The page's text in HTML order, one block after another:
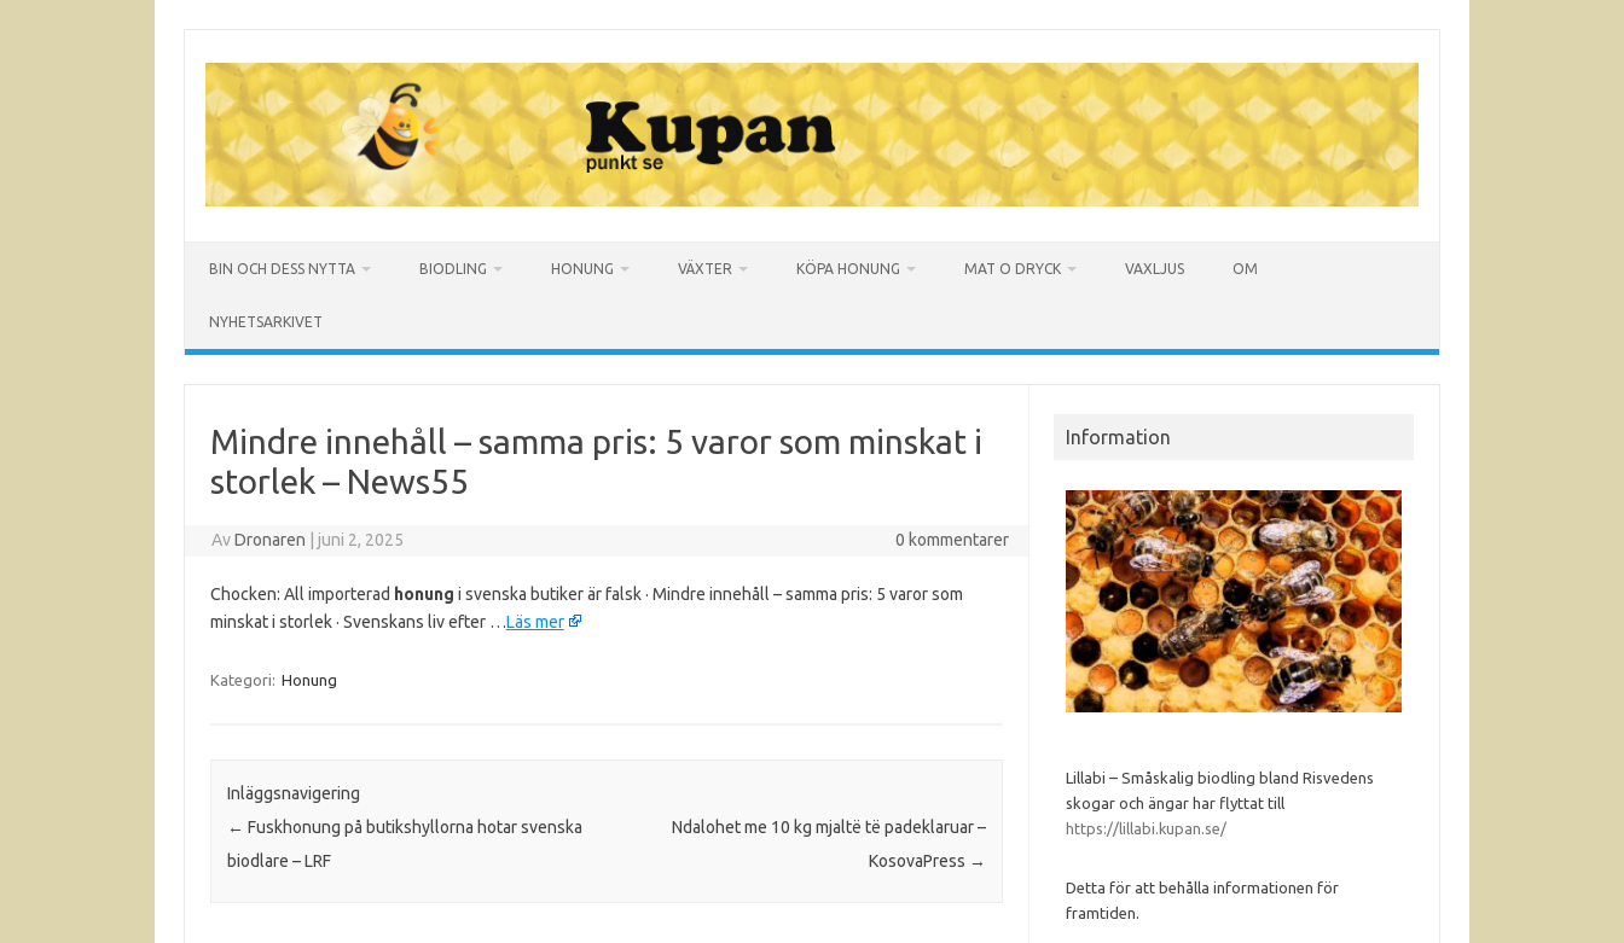
innehåll
BIN OCH DESS NYTTA BIODLING HONUNG VÄXTER KÖPA HONUNG MAT O DRYCK VAXLJUS OM
NYHETSARKIVET
Mindre innehåll – samma pris: 5 varor som minskat i
storlek – News55
AvDronaren juni 2, 2025 0 kommentarer
Chocken: All importerad honung i svenska butiker är falsk · Mindre innehåll – samma pris: 5 varor som
minskat i storlek · Svenskans liv efter …Läs mer
Kategori: Honung
Inläggsnavigering
← Fuskhonung på butikshyllorna hotar svenska
biodlare – LRF
Ndalohet me 10 kg mjaltë të padeklaruar –
KosovaPress →
Information
Lillabi – Småskalig biodling bland Risvedens
skogar och ängar har flyttat till
https://lillabi.kupan.se/
Detta för att behålla informationen för
framtiden.